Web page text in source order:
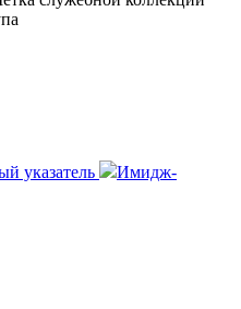
указатель
Имидж-